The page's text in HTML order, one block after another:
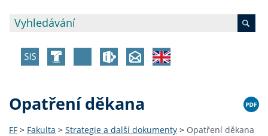
Opatření děkana
FF > Fakulta > Strategie a další dokumenty > Opatření děkana